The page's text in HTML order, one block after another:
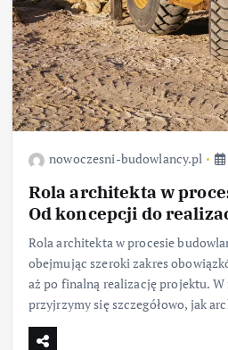
nowoczesni-budowlancy.pl
Rola architekta w
Od koncepcji do
Rola architekta w procesie
obejmując szeroki zakres
aż po finalną realizację projektu.
przyjrzymy się szczegółowo, jak